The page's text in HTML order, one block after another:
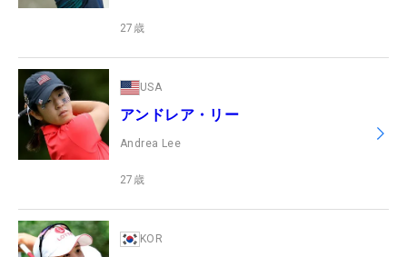
27 歳
USA
アンドレア・リー
Andrea Lee
27 歳
KOR